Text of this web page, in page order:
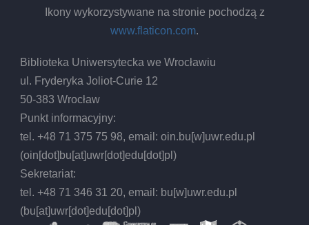
Ikony wykorzystywane na stronie pochodzą z
www.flaticon.com.
Biblioteka Uniwersytecka we Wrocławiu
ul. Fryderyka Joliot-Curie 12
50-383 Wrocław
Punkt informacyjny:
tel. +48 71 375 75 98, email:oin.bu[w]uwr.edu.pl
(oin[dot]bu[at]uwr[dot]edu[dot]pl)
Sekretariat:
tel. +48 71 346 31 20, email: bu[w]uwr.edu.pl
(bu[at]uwr[dot]edu[dot]pl)